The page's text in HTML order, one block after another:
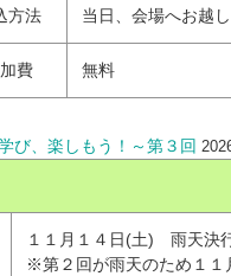
方法 当日、会場へお越し
費 無料
び、楽しもう！～第３回
１１月１４日(土) 雨天決
※第２回が雨天のため１１